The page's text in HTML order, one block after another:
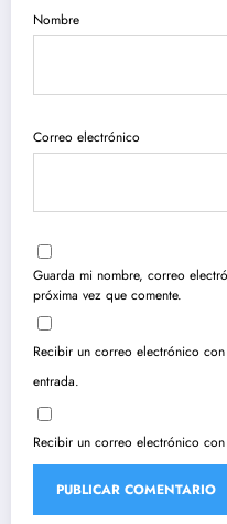
Nombre
Correo electrónico
Guarda mi nombre, correo
próxima vez que comente.
Recibir un correo electrónico
entrada.
Recibir un correo electrónico